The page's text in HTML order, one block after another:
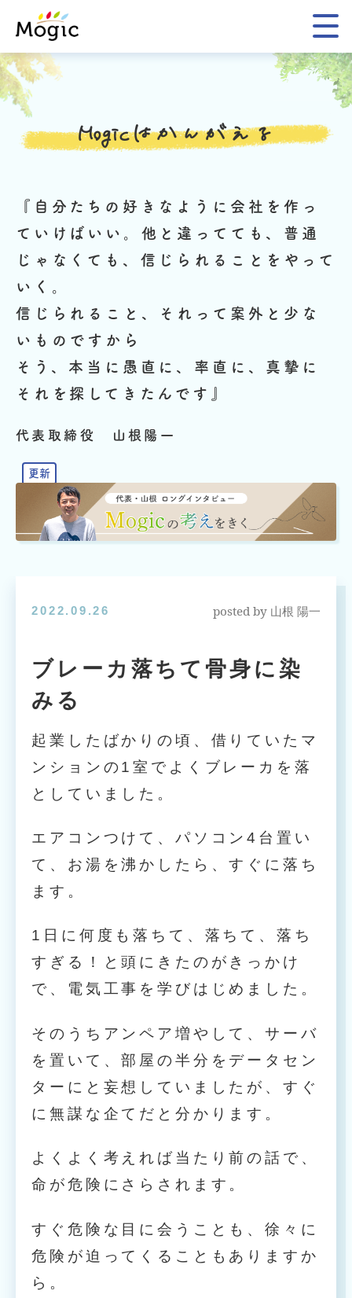
Mogic
Mogicはかんがえる
『自分たちの好きなように会社を作っ
ていけばいい。 他と違ってても、普通
じゃなくても、信じられることをやって
いく。
信じられること、それって案外と少な
いものですから
そう、本当に愚直に、率直に、真摯に
それを探してきたんです』
代表取締役 山根陽一
2022.09.26 posted by 山根 陽一
ブレーカ落ちて骨身に染
みる
起業したばかりの頃、借りていたマ
ンションの1室でよくブレーカを落
としていました。
エアコンつけて、パソコン4台置い
て、お湯を沸かしたら、すぐに落ち
ます。
1日に何度も落ちて、落ちて、落ち
すぎる！と頭にきたのがきっかけ
で、電気工事を学びはじめました。
そのうちアンペア増やして、サーバ
を置いて、部屋の半分をデータセン
ターにと妄想していましたが、すぐ
に無謀な企てだと分かります。
よくよく考えれば当たり前の話で、
命が危険にさらされます。
すぐ危険な目に会うことも、徐々に
危険が迫ってくることもありますか
ら。